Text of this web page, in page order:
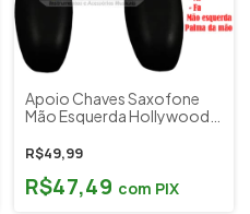
Apoio Chaves Saxofone
Mão Esquerda Hollywood
R$49,99
R$47,49 com PIX